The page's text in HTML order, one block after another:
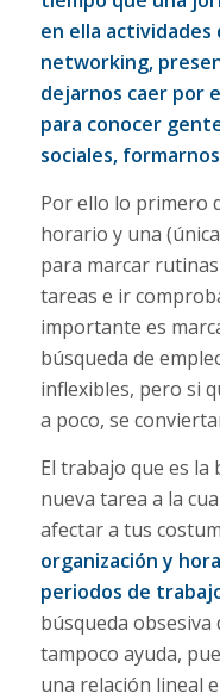
en ella actividades
networking,
dejarnos caer por
para conocer
sociales,
Por ello lo primero
horario y una
para marcar
tareas e ir
importante es
búsqueda de
inflexibles, pero si
a poco, se
El trabajo que es la
nueva tarea a la
afectar a tus
organización y
periodos de
búsqueda
tampoco ayuda,
una relación lineal